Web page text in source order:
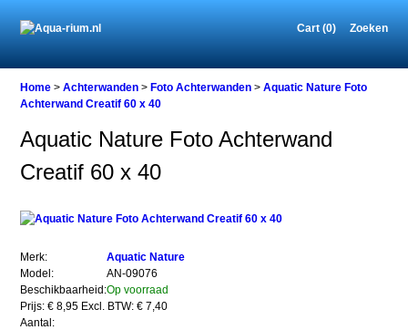
Cart (0) Zoeken
Home
Achterwanden
Foto
Achterwanden
Nature
Creatif
60
x
40
Home >Achterwanden >Foto Achterwanden >Aquatic Nature Foto
Achterwand Creatif 60 x 40
Aquatic Nature Foto Achterwand
Creatif 60 x 40
Merk:
Aquatic Nature
Model:
AN-09076
Beschikbaarheid:Op voorraad
Prijs: € 8,95 Excl. BTW: € 7,40
Aantal: